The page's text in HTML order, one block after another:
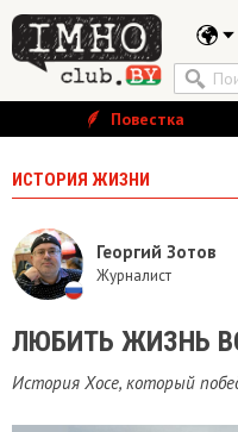
Повестка
ИСТОРИЯ ЖИЗНИ
Георгий Зотов
Журналист
ЛЮБИТЬ ЖИЗНЬ
История Хосе, который